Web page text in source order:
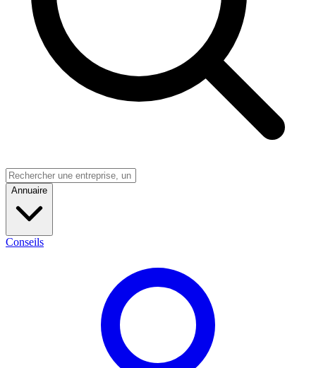
Annuaire
Conseils